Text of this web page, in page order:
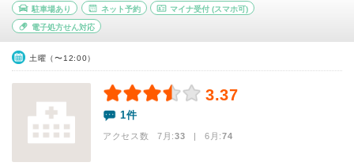
駐車場あり ネット予約 マイナ受付 (スマホ可)
電子処方せん対応
土曜（〜12:00）
3.37
1件
アクセス数 7月:33 | 6月:74